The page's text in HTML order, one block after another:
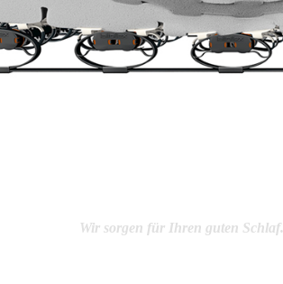
Wir sorgen für Ihren guten Schlaf.